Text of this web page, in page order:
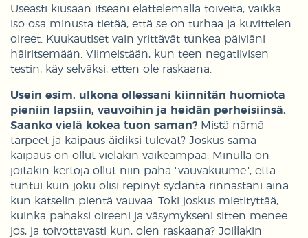
Useasti kiusaan itseäni elättelemällä toiveita, vaikka
iso osa minusta tietää, että se on turhaa ja kuvittelen
oireet. Kuukautiset vain yrittävät tunkea päiviäni
häiritsemään. Viimeistään, kun teen negatiivisen
testin, käy selväksi, etten ole raskaana.
Usein esim. ulkona ollessani kiinnitän huomiota
pieniin lapsiin, vauvoihin ja heidän perheisiinsä.
Saanko vielä kokea tuon saman? Mistä nämä
tarpeet ja kaipaus äidiksi tulevat? Joskus sama
kaipaus on ollut vieläkin vaikeampaa. Minulla on
joitakin kertoja ollut niin paha "vauvakuume", että
tuntui kuin joku olisi repinyt sydäntä rinnastani aina
kun katselin pientä vauvaa. Toki joskus mietityttää,
kuinka pahaksi oireeni ja väsymykseni sitten menee
jos, ja toivottavasti kun, olen raskaana? Joillakin